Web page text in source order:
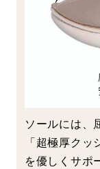
ソールには、
「超極厚ク
を優しくサポ